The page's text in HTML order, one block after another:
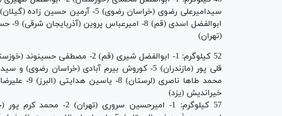
(تهران)
خیراندیش (یزد)